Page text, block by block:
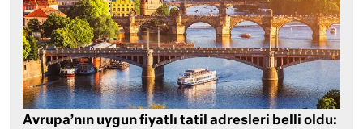
Avrupa’nın uygun fiyatlı tatil adresleri belli oldu: